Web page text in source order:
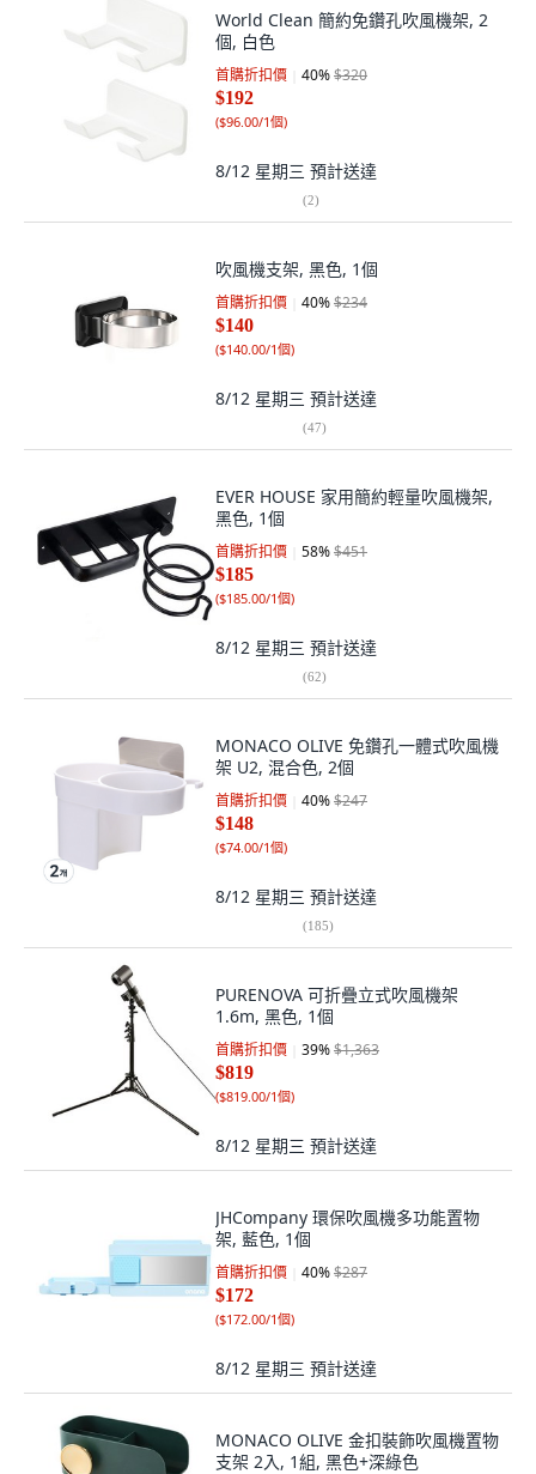
World Clean 簡約免鑽孔吹風機架, 2
個, 白色
首購折扣價 40%$320
$192
($96.00/1個)
8/12 星期三 預計送達
(2)
吹風機支架, 黑色, 1個
首購折扣價 40%$234
$140
($140.00/1個)
8/12 星期三 預計送達
(47)
EVER HOUSE 家用簡約輕量吹風機架,
黑色, 1個
首購折扣價 58%$451
$185
($185.00/1個)
8/12 星期三 預計送達
(62)
MONACO OLIVE 免鑽孔一體式吹風機
架 U2, 混合色, 2個
首購折扣價 40%$247
$148
($74.00/1個)
8/12 星期三 預計送達
(185)
PURENOVA 可折疊立式吹風機架
1.6m, 黑色, 1個
首購折扣價 39%$1,363
$819
($819.00/1個)
8/12 星期三 預計送達
JHCompany 環保吹風機多功能置物
架, 藍色, 1個
首購折扣價 40%$287
$172
($172.00/1個)
8/12 星期三 預計送達
MONACO OLIVE 金扣裝飾吹風機置物
支架 2入, 1組, 黑色+深綠色